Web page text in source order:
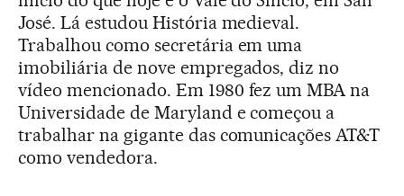
José. Lá estudou História medieval.
Trabalhou como secretária em uma
imobiliária de nove empregados, diz no
vídeo mencionado. Em 1980 fez um MBA na
Universidade de Maryland e começou a
trabalhar na gigante das comunicações AT&T
como vendedora.